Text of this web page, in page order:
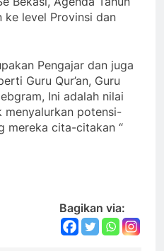
level Provinsi dan
Pengajar dan juga
Guru Qur’an, Guru
Ini adalah nilai
menyalurkan potensi-
mereka cita-citakan “
Bagikan via: